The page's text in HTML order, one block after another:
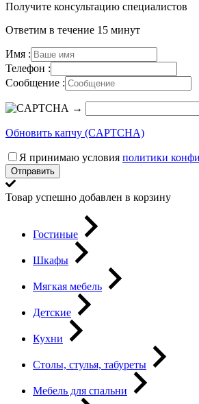
Получите консультацию специалистов
Ответим в течение 15 минут
Имя :
Телефон :
Сообщение :
→
Обновить капчу (CAPTCHA)
Я принимаю условия политики
Отправить
Товар успешно добавлен в корзину
Гостиные
Шкафы
Мягкая мебель
Детские
Кухни
Столы, стулья, табуреты
Мебель для спальни